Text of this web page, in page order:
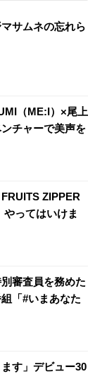
サムネの忘れら
（ME:I）×尾上
チャーで美声を
ZIPPER
ってはいけま
審査員を務めた
「#いまあなた
す」デビュー30